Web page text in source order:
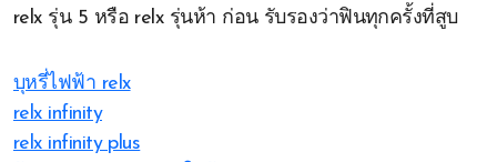
relx รุ่น 5 หรือ relx รุ่นห้า ก่อน รับรองว่าฟินทุกครั้งที่สูบ
บุหรี่ไฟฟ้า relx
relx infinity
relx infinity plus